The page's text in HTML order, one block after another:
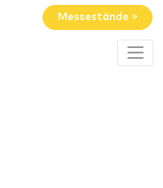
Messestände »